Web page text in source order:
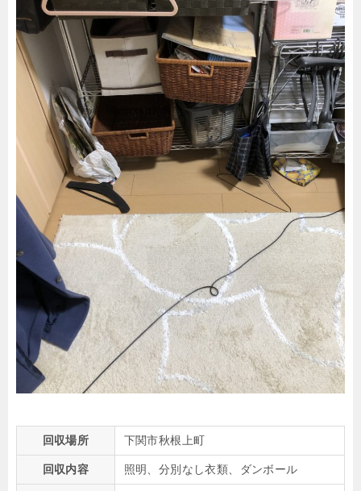
回収場所 下関市秋根上町
回収内容 照明、分別なし衣類、ダンボール